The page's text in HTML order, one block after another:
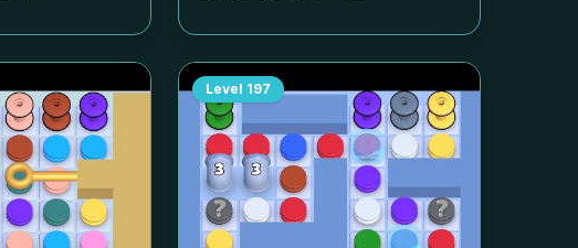
Level 197